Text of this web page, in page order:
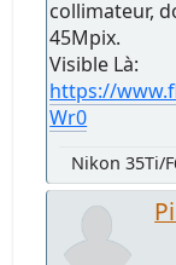
collimateur,
45Mpix.
Visible Là:
https://
Wr0
Nikon 35Ti/